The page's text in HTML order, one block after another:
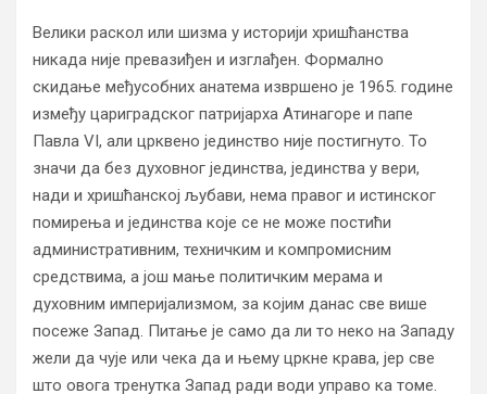
Велики раскол или шизма у историји хришћанства
никада није превазиђен и изглађен. Формално
скидање међусобних анатема извршено је 1965. године
између цариградског патријарха Атинагоре и папе
Павла VI, али црквено јединство није постигнуто. То
значи да без духовног јединства, јединства у вери,
нади и хришћанској љубави, нема правог и истинског
помирења и јединства које се не може постићи
административним, техничким и компромисним
средствима, а још мање политичким мерама и
духовним империјализмом, за којим данас све више
посеже Запад. Питање је само да ли то неко на Западу
жели да чује или чека да и њему цркне крава, јер све
што овога тренутка Запад ради води управо ка томе.